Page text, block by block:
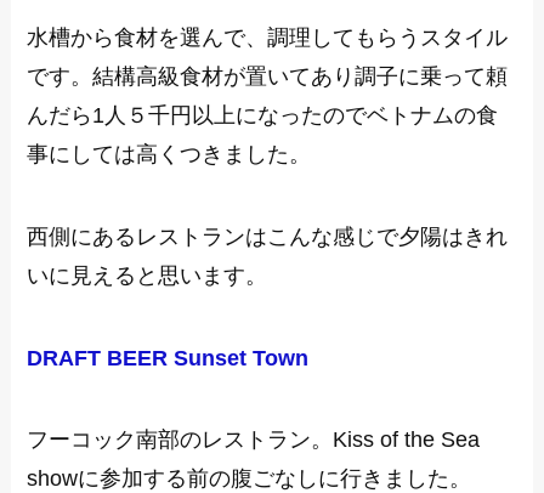
水槽から食材を選んで、調理してもらうスタイル
です。結構高級食材が置いてあり調子に乗って頼
んだら1人５千円以上になったのでベトナムの食
事にしては高くつきました。
西側にあるレストランはこんな感じで夕陽はきれ
いに見えると思います。
DRAFT BEER Sunset Town
フーコック南部のレストラン。Kiss of the Sea
showに参加する前の腹ごなしに行きました。